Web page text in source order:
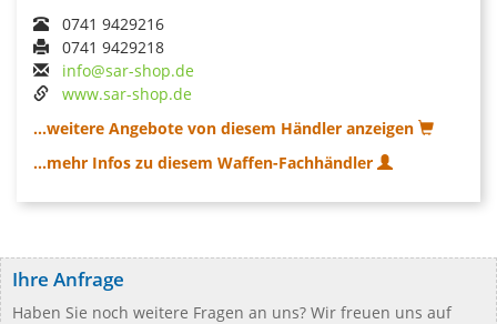
0741 9429216
0741 9429218
info@sar-shop.de
www.sar-shop.de
...weitere Angebote von diesem Händler anzeigen
...mehr Infos zu diesem Waffen-Fachhändler
Ihre Anfrage
Haben Sie noch weitere Fragen an uns? Wir freuen uns auf